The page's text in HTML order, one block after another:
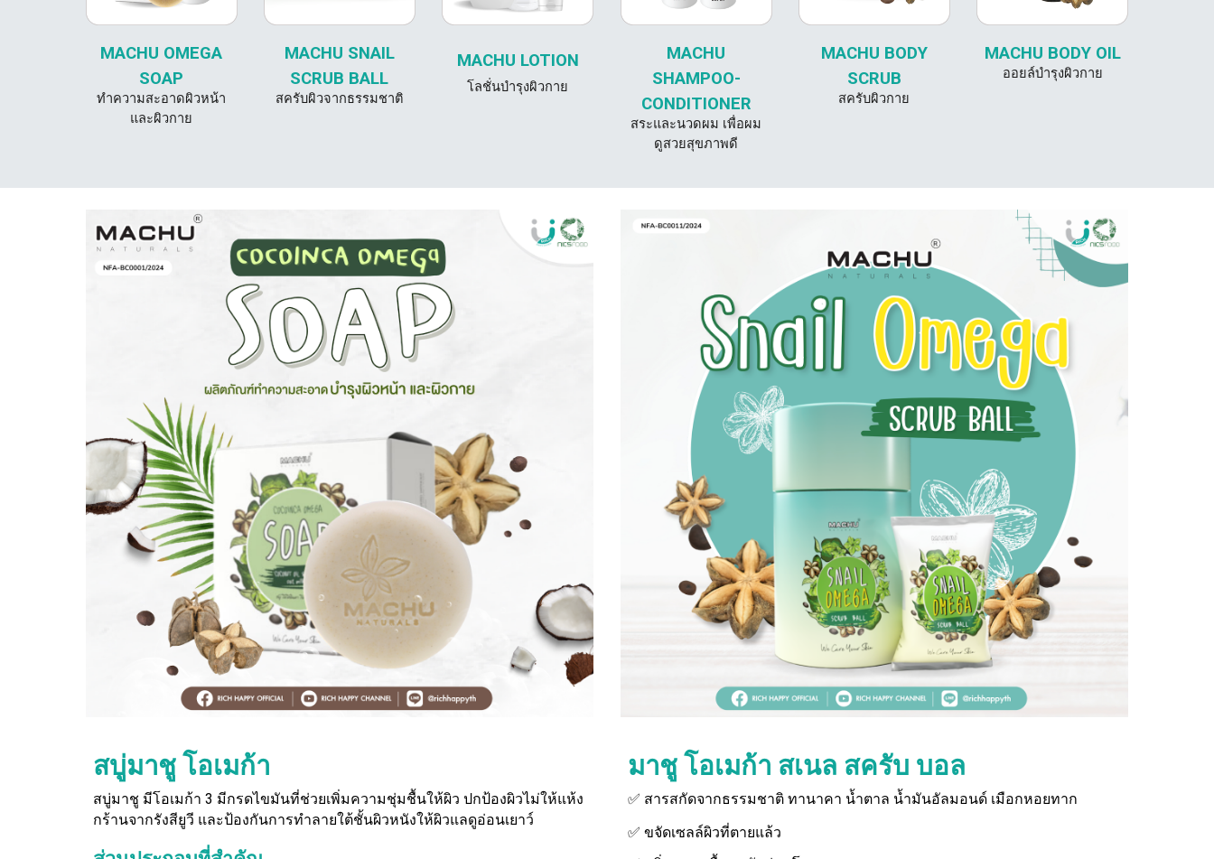
MACHU OMEGA
SOAP
ทำความสะอาดผิวหน้า
และผิวกาย
MACHU SNAIL
SCRUB BALL
สครับผิวจากธรรมชาติ
MACHU LOTION
โลชั่นบำรุงผิวกาย
MACHU
SHAMPOO-
CONDITIONER
สระและนวดผม เพื่อผม
ดูสวยสุขภาพดี
MACHU BODY
SCRUB
สครับผิวกาย
MACHU BODY OIL
ออยล์บำรุงผิวกาย
สบู่มาชู โอเมก้า
สบู่มาชู มีโอเมก้า 3 มีกรดไขมันที่ช่วยเพิ่มความชุ่มชื้นให้ผิว ปกป้องผิวไม่ให้แห้ง
กร้านจากรังสียูวี และป้องกันการทำลายใต้ชั้นผิวหนังให้ผิวแลดูอ่อนเยาว์
มาชู โอเมก้า สเนล สครับ บอล
✅ สารสกัดจากธรรมชาติ ทานาคา น้ำตาล น้ำมันอัลมอนด์ เมือกหอยทาก
✅ ขจัดเซลล์ผิวที่ตายแล้ว